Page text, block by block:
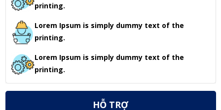
printing.
Lorem Ipsum is simply dummy text of the
printing.
Lorem Ipsum is simply dummy text of the
printing.
HỖ TRỢ